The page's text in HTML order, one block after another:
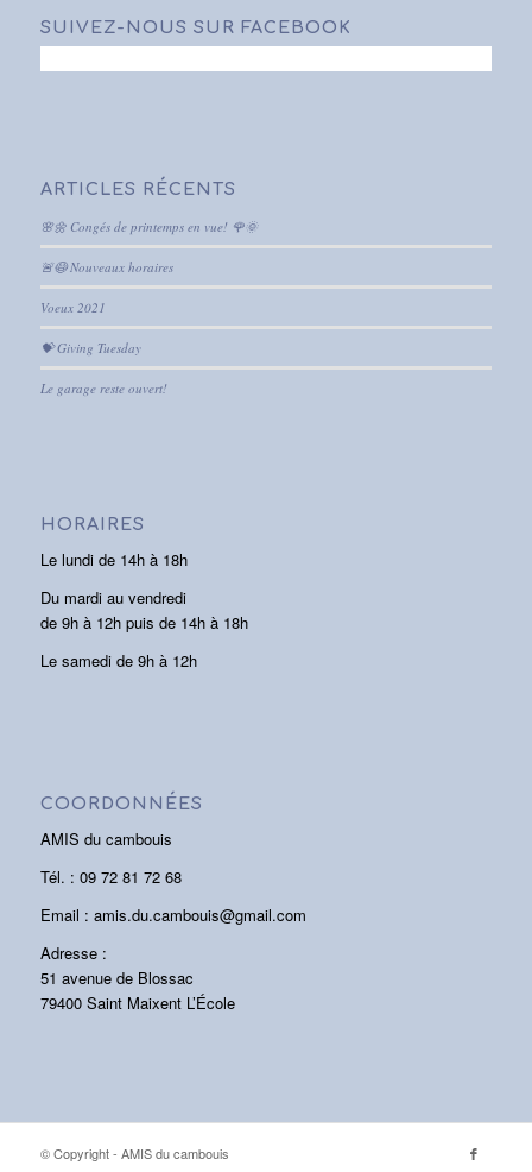
SUIVEZ-NOUS SUR FACEBOOK
ARTICLES RÉCENTS
🌸🌼 Congés de printemps en vue! 🌹🌞
🚨😷 Nouveaux horaires
Voeux 2021
💝 Giving Tuesday
Le garage reste ouvert!
HORAIRES
Le lundi de 14h à 18h
Du mardi au vendredi
de 9h à 12h puis de 14h à 18h
Le samedi de 9h à 12h
COORDONNÉES
AMIS du cambouis
Tél. : 09 72 81 72 68
Email : amis.du.cambouis@gmail.com
Adresse :
51 avenue de Blossac
79400 Saint Maixent L’École
© Copyright - AMIS du cambouis